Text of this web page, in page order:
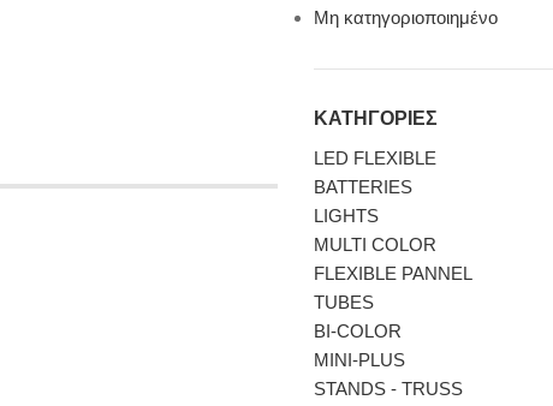
Μη κατηγοριοποιημένο
ΚΑΤΗΓΟΡΙΕΣ
LED FLEXIBLE
BATTERIES
LIGHTS
MULTI COLOR
FLEXIBLE PANNEL
TUBES
BI-COLΟR
MINI-PLUS
STANDS - TRUSS